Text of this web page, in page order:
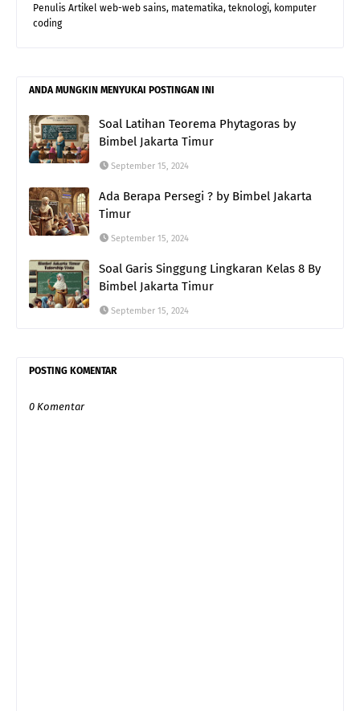
Penulis Artikel web-web sains, matematika, teknologi, komputer
coding
ANDA MUNGKIN MENYUKAI POSTINGAN INI
Soal Latihan Teorema Phytagoras by
Bimbel Jakarta Timur
September 15, 2024
Ada Berapa Persegi ? by Bimbel Jakarta
Timur
September 15, 2024
Soal Garis Singgung Lingkaran Kelas 8 By
Bimbel Jakarta Timur
September 15, 2024
POSTING KOMENTAR
0 Komentar